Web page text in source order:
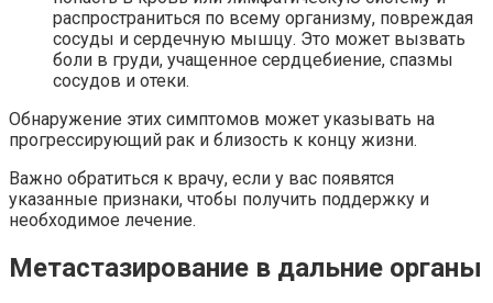
распространиться по всему организму, повреждая
сосуды и сердечную мышцу. Это может вызвать
боли в груди, учащенное сердцебиение, спазмы
сосудов и отеки.
Обнаружение этих симптомов может указывать на
прогрессирующий рак и близость к концу жизни.
Важно обратиться к врачу, если у вас появятся
указанные признаки, чтобы получить поддержку и
необходимое лечение.
Метастазирование в дальние органы